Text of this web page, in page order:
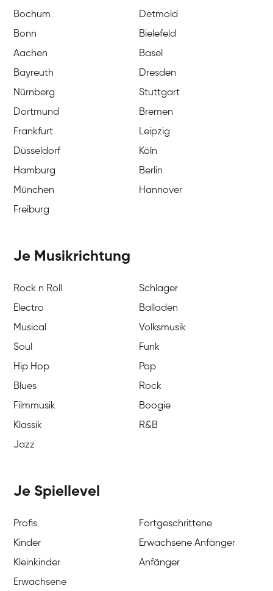
Bochum
Detmold
Bonn
Bielefeld
Aachen
Basel
Bayreuth
Dresden
Nürnberg
Stuttgart
Dortmund
Bremen
Frankfurt
Leipzig
Düsseldorf
Köln
Hamburg
Berlin
München
Hannover
Freiburg
Je Musikrichtung
Rock n Roll
Schlager
Electro
Balladen
Musical
Volksmusik
Soul
Funk
Hip Hop
Pop
Blues
Rock
Filmmusik
Boogie
Klassik
R&B
Jazz
Je Spiellevel
Profis
Fortgeschrittene
Kinder
Erwachsene Anfänger
Kleinkinder
Anfänger
Erwachsene